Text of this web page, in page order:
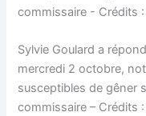
Sylvie Goulard a
mercredi 2 octobre,
susceptibles de gêner
commissaire – Crédits